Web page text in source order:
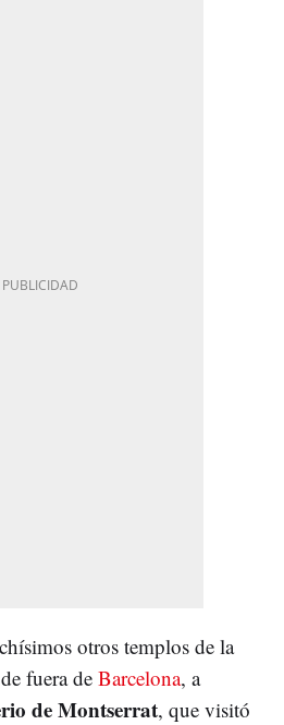
otros templos de la
fuera de Barcelona, a
de Montserrat, que visitó